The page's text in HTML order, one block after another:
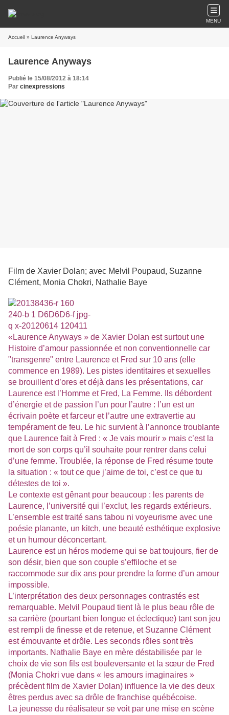
MENU
Accueil » Laurence Anyways
Laurence Anyways
Publié le 15/08/2012 à 18:14
Par cinexpressions
Film de Xavier Dolan; avec Melvil Poupaud, Suzanne
Clément, Monia Chokri, Nathalie Baye
«Laurence Anyways » de Xavier Dolan est surtout une
Histoire d’amour passionnée et non conventionnelle car
"transgenre" entre Laurence et Fred sur 10 ans (elle
commence en 1989). Les pistes identitaires et sexuelles
se brouillent d’ores et déjà dans les présentations, car
Laurence est l’Homme et Fred, La Femme. Ils débordent
d’énergie et de passion l’un pour l’autre : l’un est un
écrivain poète et farceur et l’autre une extravertie au
tempérament de feu. Le hic survient à l’annonce troublante
que Laurence fait à Fred : « Je vais mourir » mais c’est la
mort de son corps qu’il souhaite pour rentrer dans celui
d’une femme. Troublée, la réponse de Fred résume toute
la situation : « tout ce que j’aime de toi, c’est ce que tu
détestes de toi ».
Le contexte est gênant pour beaucoup : les parents de
Laurence, l’université qui l’exclut, les regards extérieurs.
L’ensemble est traité sans tabou ni voyeurisme avec une
poésie planante, un kitch, une beauté esthétique explosive
et un humour déconcertant.
Laurence est un héros moderne qui se bat toujours, fier de
son désir, bien que son couple s’effiloche et se
raccommode sur dix ans pour prendre la forme d’un amour
impossible.
L’interprétation des deux personnages contrastés est
remarquable. Melvil Poupaud tient là le plus beau rôle de
sa carrière (pourtant bien longue et éclectique) tant son jeu
est rempli de finesse et de retenue, et Suzanne Clément
est émouvante et drôle. Les seconds rôles sont très
importants. Nathalie Baye en mère déstabilisée par le
choix de vie son fils est bouleversante et la sœur de Fred
(Monia Chokri vue dans « les amours imaginaires »
précèdent film de Xavier Dolan) influence la vie des deux
êtres perdus avec sa drôle de franchise québécoise.
La jeunesse du réalisateur se voit par une mise en scène